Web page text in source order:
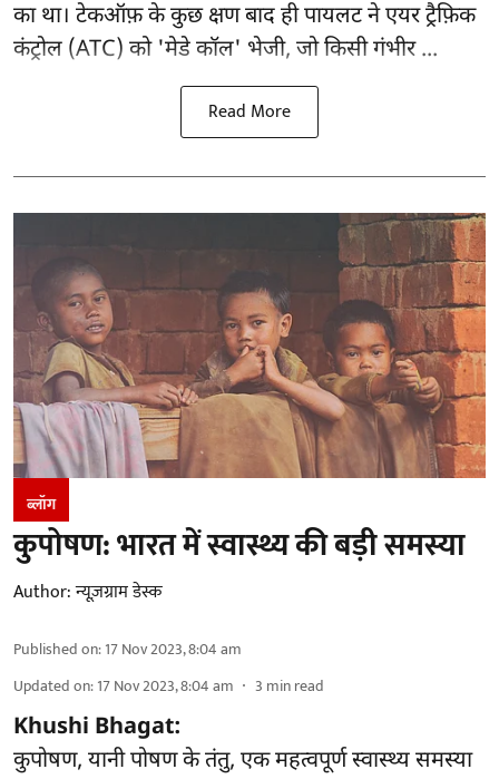
का था। टेकऑफ़ के कुछ क्षण बाद ही पायलट ने एयर ट्रैफ़िक
कंट्रोल (ATC) को 'मेडे कॉल' भेजी, जो किसी गंभीर ...
Read More
ब्लॉग
कुपोषण: भारत में स्वास्थ्य की बड़ी समस्या
Author:न्यूज़ग्राम डेस्क
Published on:17 Nov 2023, 8:04 am
Updated on:17 Nov 2023, 8:04 am 3 min read
Khushi Bhagat:
कुपोषण, यानी पोषण के तंतु, एक महत्वपूर्ण स्वास्थ्य समस्या